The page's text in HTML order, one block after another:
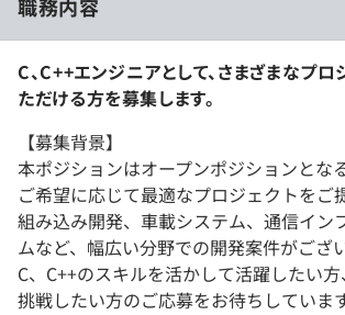
職務内容
C、C++エンジニアとして、さまざまなプ
ただける方を募集します。
【募集背景】
本ポジションはオープンポジションとな
ご希望に応じて最適なプロジェクトをご
組み込み開発、車載システム、通信イン
ムなど、幅広い分野での開発案件がござい
C、C++のスキルを活かして活躍したい
挑戦したい方のご応募をお待ちしています